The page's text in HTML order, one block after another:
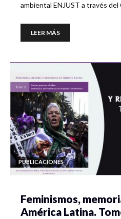
ambiental ENJUST a través del
LEER MÁS
PUBLICACIONES
Feminismos,
América Latina.